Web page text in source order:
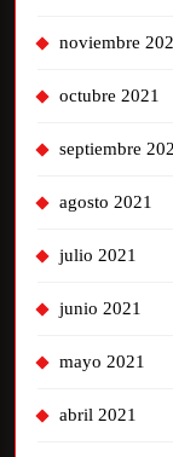
noviembre
octubre 2021
septiembre
agosto 2021
julio 2021
junio 2021
mayo 2021
abril 2021